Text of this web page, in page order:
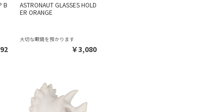
B
ASTRONAUT GLASSES HOLD
ER ORANGE
大切な眼鏡を預かります
￥3,080